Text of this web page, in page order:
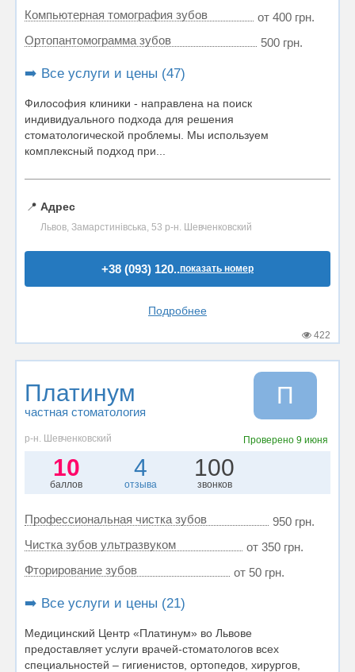
Компьютерная томография зубов
от 400 грн.
Ортопантомограмма зубов
500 грн.
➡️ Все услуги и цены (47)
Философия клиники - направлена на поиск
индивидуального подхода для решения
стоматологической проблемы. Мы используем
комплексный подход при...
📍 Адрес
Львов, Замарстинівська, 53 р-н. Шевченковский
+38 (093) 120..показать номер
Подробнее
422
Платинум
частная стоматология
П
р-н. Шевченковский Проверено 9 июня
10
баллов
4
отзыва
100
звонков
Профессиональная чистка зубов
950 грн.
Чистка зубов ультразвуком
от 350 грн.
Фторирование зубов
от 50 грн.
➡️ Все услуги и цены (21)
Медицинский Центр «Платинум» во Львове
предоставляет услуги врачей-стоматологов всех
специальностей – гигиенистов, ортопедов, хирургов,